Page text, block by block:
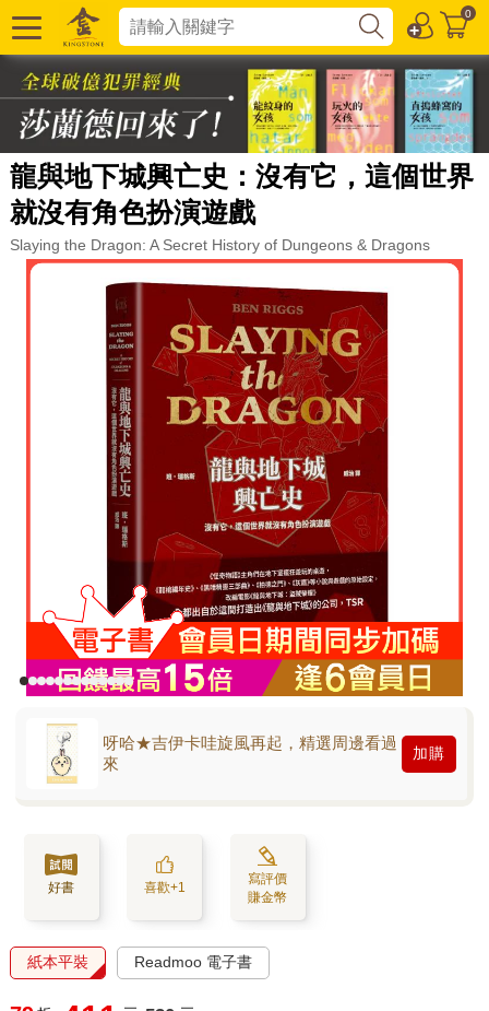
0
龍與地下城興亡史：沒有它，這個世界
就沒有角色扮演遊戲
Slaying the Dragon: A Secret History of Dungeons & Dragons
呀哈★吉伊卡哇旋風再起，精選周邊看過
來
加購
好書 喜歡+1
寫評價
賺金幣
紙本平裝 Readmoo 電子書